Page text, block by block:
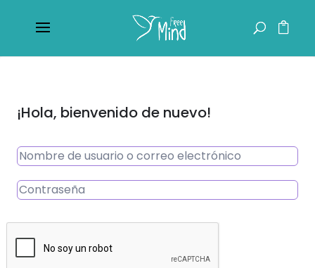
¡Hola, bienvenido de nuevo!